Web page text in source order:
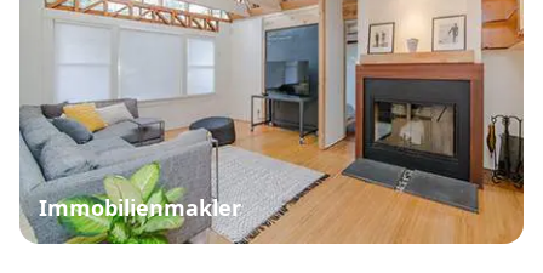
Immobilienmakler